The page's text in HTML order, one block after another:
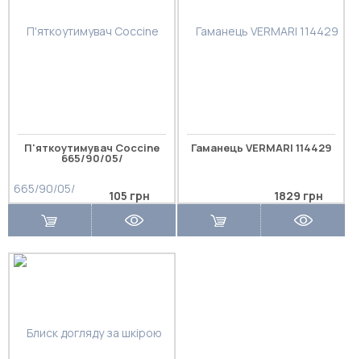
П'яткоутимувач Coccine
665/90/05/
105 грн
Гаманець VERMARI 114429
1829 грн